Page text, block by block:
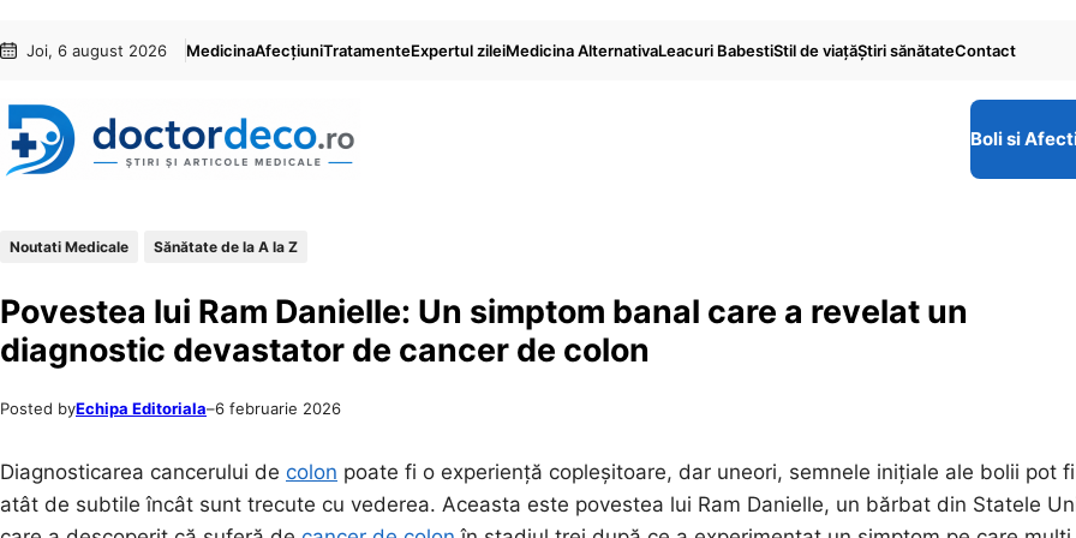
conținut
content
Joi, 6 august 2026 MedicinaAfecțiuniTratamenteExpertul zileiMedicina AlternativaLeacuri BabestiStil de viaţăŞtiri sănătateContact
Boli si
Noutati Medicale Sănătate de la A la Z
Povestea lui Ram Danielle: Un simptom banal care a revelat un
diagnostic devastator de cancer de colon
Posted byEchipa Editoriala–6 februarie 2026
Diagnosticarea cancerului de colon poate fi o experiență copleșitoare, dar uneori, semnele inițiale ale bolii pot fi
atât de subtile încât sunt trecute cu vederea. Aceasta este povestea lui Ram Danielle, un bărbat din Statele